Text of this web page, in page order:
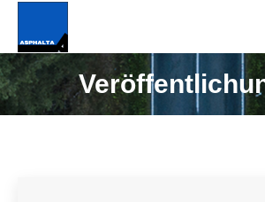
Du bist hier: